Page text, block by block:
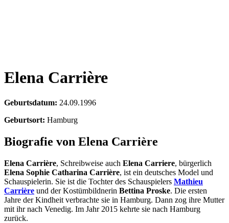
Elena Carrière
Geburtsdatum: 24.09.1996
Geburtsort: Hamburg
Biografie von Elena Carrière
Elena Carrière, Schreibweise auch Elena Carriere, bürgerlich
Elena Sophie Catharina Carrière, ist ein deutsches Model und
Schauspielerin. Sie ist die Tochter des Schauspielers Mathieu
Carrière und der Kostümbildnerin Bettina Proske. Die ersten
Jahre der Kindheit verbrachte sie in Hamburg. Dann zog ihre Mutter
mit ihr nach Venedig. Im Jahr 2015 kehrte sie nach Hamburg
zurück.